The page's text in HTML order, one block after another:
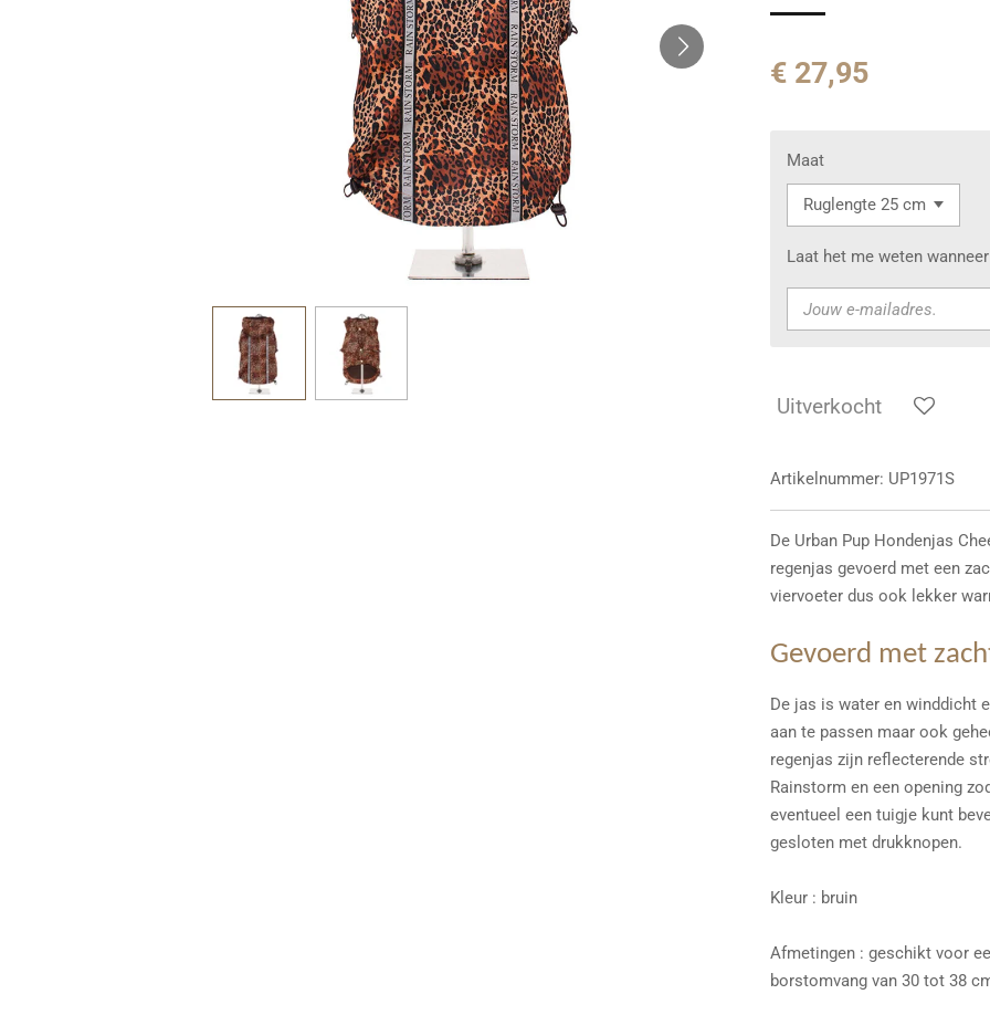
€ 27,95
Maat
Laat het me weten
Uitverkocht
Artikelnummer: UP1971S
De Urban Pup Hondenjas
regenjas gevoerd met een
viervoeter dus ook lekker
Gevoerd met
De jas is water en winddicht
aan te passen maar ook
regenjas zijn reflecterende
Rainstorm en een opening
eventueel een tuigje kunt
gesloten met drukknopen.
Kleur : bruin
Afmetingen : geschikt voor
borstomvang van 30 tot 38